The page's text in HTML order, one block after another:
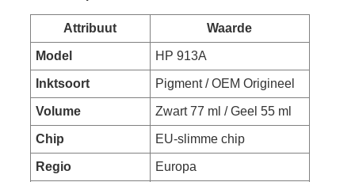
Attribuut Waarde
Model HP 913A
Inktsoort Pigment / OEM Origineel
Volume Zwart 77 ml / Geel 55 ml
Chip EU-slimme chip
Regio Europa